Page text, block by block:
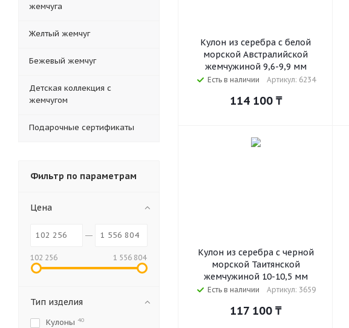
Кулон из серебра с белой
морской Австралийской
жемчужиной 9,6-9,9 мм
Есть в наличии Артикул: 6234
114 100₸
Кулон из серебра с черной
морской Таитянской
жемчужиной 10-10,5 мм
Есть в наличии Артикул: 3659
117 100 ₸
жемчуга
Желтый жемчуг
Бежевый жемчуг
Детская коллекция с
жемчугом
Подарочные сертификаты
Фильтр по параметрам
Цена
102 256 1 556 804
Тип изделия
Кулоны 40